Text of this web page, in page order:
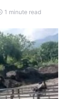
1 minute read